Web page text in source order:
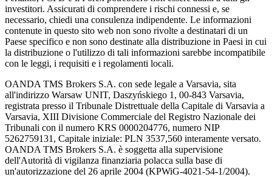
investitori. Assicurati di comprendere i rischi connessi e, se
necessario, chiedi una consulenza indipendente. Le informazioni
contenute in questo sito web non sono rivolte a destinatari di un
Paese specifico e non sono destinate alla distribuzione in Paesi in cui
la distribuzione o l'utilizzo di tali informazioni sarebbe incompatibile
con le leggi, i requisiti e i regolamenti locali.
OANDA TMS Brokers S.A. con sede legale a Varsavia, sita
all'indirizzo Warsaw UNIT, Daszyńskiego 1, 00-843 Varsavia,
registrata presso il Tribunale Distrettuale della Capitale di Varsavia a
Varsavia, XIII Divisione Commerciale del Registro Nazionale dei
Tribunali con il numero KRS 0000204776, numero NIP
5262759131, Capitale iniziale: PLN 3537,560 interamente versato.
OANDA TMS Brokers S.A. è soggetta alla supervisione
dell'Autorità di vigilanza finanziaria polacca sulla base di
un'autorizzazione del 26 aprile 2004 (KPWiG-4021-54-1/2004).